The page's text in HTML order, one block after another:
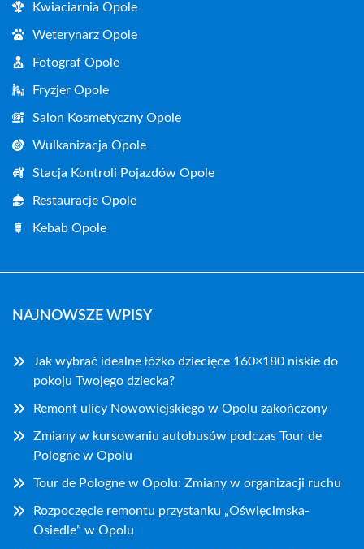
Kwiaciarnia Opole
Weterynarz Opole
Fotograf Opole
Fryzjer Opole
Salon Kosmetyczny Opole
Wulkanizacja Opole
Stacja Kontroli Pojazdów Opole
Restauracje Opole
Kebab Opole
NAJNOWSZE WPISY
Jak wybrać idealne łóżko dziecięce 160×180 niskie do
pokoju Twojego dziecka?
Remont ulicy Nowowiejskiego w Opolu zakończony
Zmiany w kursowaniu autobusów podczas Tour de
Pologne w Opolu
Tour de Pologne w Opolu: Zmiany w organizacji ruchu
Rozpoczęcie remontu przystanku „Oświęcimska-
Osiedle” w Opolu